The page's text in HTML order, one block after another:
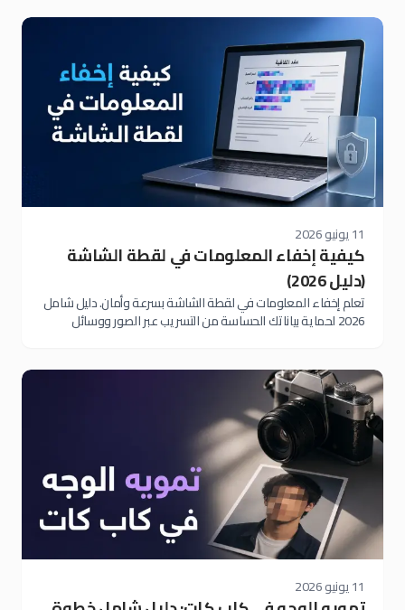
11 يونيو 2026
كيفية إخفاء المعلومات في لقطة الشاشة
(دليل 2026)
تعلم إخفاء المعلومات في لقطة الشاشة بسرعة وأمان. دليل شامل
2026 لحماية بياناتك الحساسة من التسريب عبر الصور ووسائل
11 يونيو 2026